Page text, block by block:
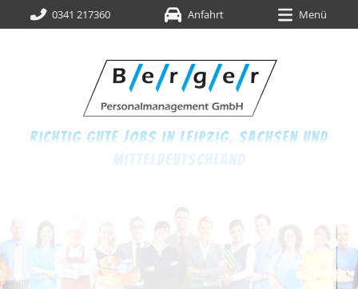
0341 217360 Anfahrt Menü
richtig gute jobs in leipzig, sachsen und
mitteldeutschland